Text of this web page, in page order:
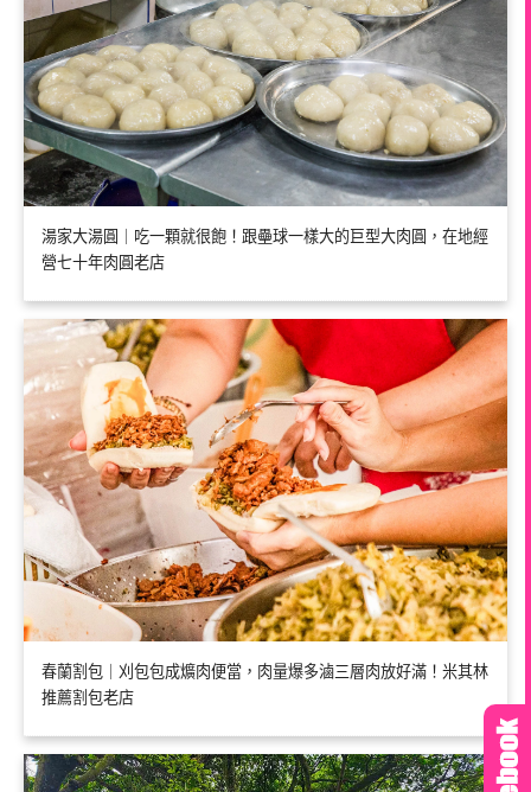
湯家大湯圓｜吃一顆就很飽！跟壘球一樣大的巨型大肉圓，在地經
營七十年肉圓老店
春蘭割包｜刈包包成爌肉便當，肉量爆多滷三層肉放好滿！米其林
推薦割包老店